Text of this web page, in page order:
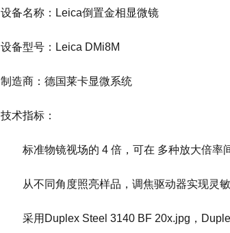
设备名称：Leica倒置金相显微镜
设备型号：Leica DMi8M
制造商：德国莱卡显微系统
技术指标：
标准物镜视场的 4 倍，可在 多种放大倍率间
从不同角度照亮样品，调焦驱动器实现灵敏
采用Duplex Steel 3140 BF 20x.jpg，